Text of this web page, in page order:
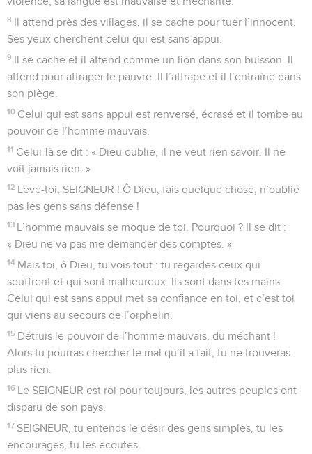
8 Il attend près des villages, il se cache pour tuer l’innocent.
Ses yeux cherchent celui qui est sans appui.
9 Il se cache et il attend comme un lion dans son buisson. Il
attend pour attraper le pauvre. Il l’attrape et il l’entraîne dans
son piège.
10 Celui qui est sans appui est renversé, écrasé et il tombe au
pouvoir de l’homme mauvais.
11 Celui-là se dit : « Dieu oublie, il ne veut rien savoir. Il ne
voit jamais rien. »
12 Lève-toi, SEIGNEUR ! Ô Dieu, fais quelque chose, n’oublie
pas les gens sans défense !
13 L’homme mauvais se moque de toi. Pourquoi ? Il se dit :
« Dieu ne va pas me demander des comptes. »
14 Mais toi, ô Dieu, tu vois tout : tu regardes ceux qui
souffrent et qui sont malheureux. Ils sont dans tes mains.
Celui qui est sans appui met sa confiance en toi, et c’est toi
qui viens au secours de l’orphelin.
15 Détruis le pouvoir de l’homme mauvais, du méchant !
Alors tu pourras chercher le mal qu’il a fait, tu ne trouveras
plus rien.
16 Le SEIGNEUR est roi pour toujours, les autres peuples ont
disparu de son pays.
17 SEIGNEUR, tu entends le désir des gens simples, tu les
encourages, tu les écoutes.